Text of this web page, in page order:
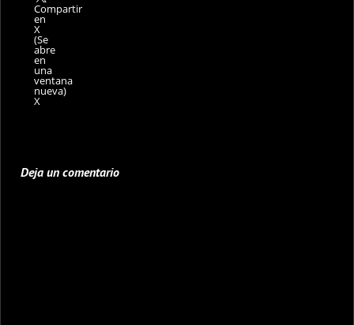
Compartir
en
X
(Se
abre
en
una
ventana
nueva)
X
Deja un comentario